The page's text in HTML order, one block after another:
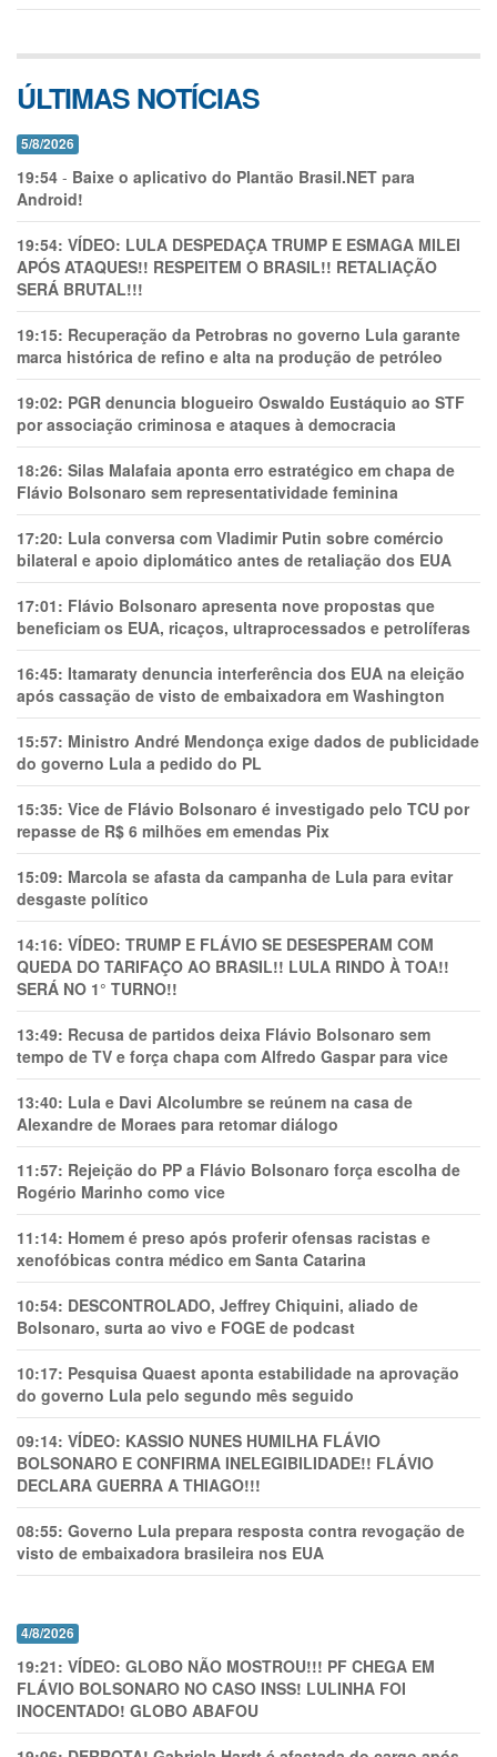
ÚLTIMAS NOTÍCIAS
5/8/2026
19:54 - Baixe o aplicativo do Plantão Brasil.NET para
Android!
19:54: VÍDEO: LULA DESPEDAÇA TRUMP E ESMAGA MILEI
APÓS ATAQUES!! RESPEITEM O BRASIL!! RETALIAÇÃO
SERÁ BRUTAL!!!
19:15: Recuperação da Petrobras no governo Lula garante
marca histórica de refino e alta na produção de petróleo
19:02: PGR denuncia blogueiro Oswaldo Eustáquio ao STF
por associação criminosa e ataques à democracia
18:26: Silas Malafaia aponta erro estratégico em chapa de
Flávio Bolsonaro sem representatividade feminina
17:20: Lula conversa com Vladimir Putin sobre comércio
bilateral e apoio diplomático antes de retaliação dos EUA
17:01: Flávio Bolsonaro apresenta nove propostas que
beneficiam os EUA, ricaços, ultraprocessados e petrolíferas
16:45: Itamaraty denuncia interferência dos EUA na eleição
após cassação de visto de embaixadora em Washington
15:57: Ministro André Mendonça exige dados de publicidade
do governo Lula a pedido do PL
15:35: Vice de Flávio Bolsonaro é investigado pelo TCU por
repasse de R$ 6 milhões em emendas Pix
15:09: Marcola se afasta da campanha de Lula para evitar
desgaste político
14:16: VÍDEO: TRUMP E FLÁVIO SE DESESPERAM COM
QUEDA DO TARIFAÇO AO BRASIL!! LULA RINDO À TOA!!
SERÁ NO 1° TURNO!!
13:49: Recusa de partidos deixa Flávio Bolsonaro sem
tempo de TV e força chapa com Alfredo Gaspar para vice
13:40: Lula e Davi Alcolumbre se reúnem na casa de
Alexandre de Moraes para retomar diálogo
11:57: Rejeição do PP a Flávio Bolsonaro força escolha de
Rogério Marinho como vice
11:14: Homem é preso após proferir ofensas racistas e
xenofóbicas contra médico em Santa Catarina
10:54: DESCONTROLADO, Jeffrey Chiquini, aliado de
Bolsonaro, surta ao vivo e FOGE de podcast
10:17: Pesquisa Quaest aponta estabilidade na aprovação
do governo Lula pelo segundo mês seguido
09:14: VÍDEO: KASSIO NUNES HUMlLHA FLÁVIO
BOLSONARO E CONFIRMA INELEGIBILIDADE!! FLÁVIO
DECLARA GUERRA A THIAGO!!!
08:55: Governo Lula prepara resposta contra revogação de
visto de embaixadora brasileira nos EUA
4/8/2026
19:21: VÍDEO: GLOBO NÃO MOSTROU!!! PF CHEGA EM
FLÁVIO BOLSONARO NO CASO INSS! LULINHA FOI
INOCENTADO! GLOBO ABAFOU